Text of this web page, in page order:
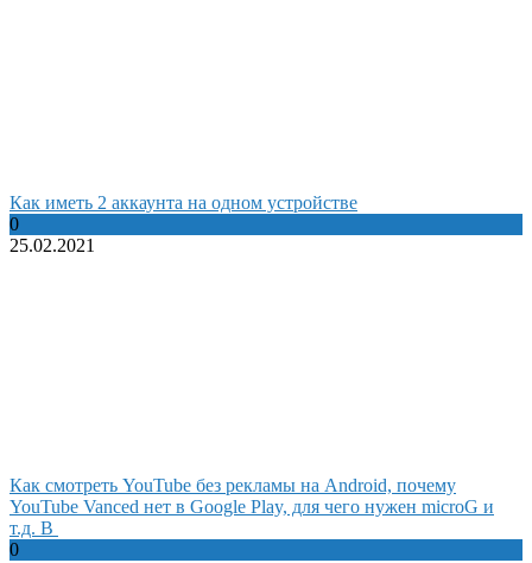
Как иметь 2 аккаунта на одном устройстве
0
25.02.2021
Как смотреть YouTube без рекламы на Android, почему
YouTube Vanced нет в Google Play, для чего нужен microG и
т.д. В
0